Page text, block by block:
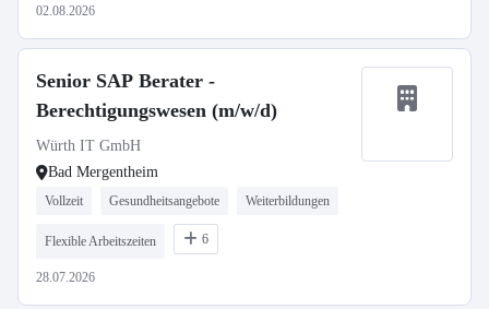
02.08.2026
Senior SAP Berater -
Berechtigungswesen (m/w/d)
Würth IT GmbH
Bad Mergentheim
Vollzeit Gesundheitsangebote Weiterbildungen
Flexible Arbeitszeiten 6
28.07.2026